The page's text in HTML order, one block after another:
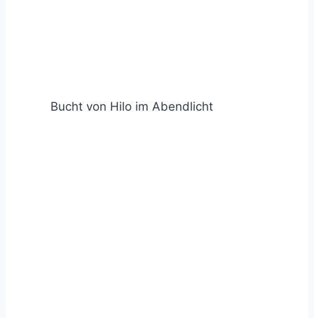
Bucht von Hilo im Abendlicht